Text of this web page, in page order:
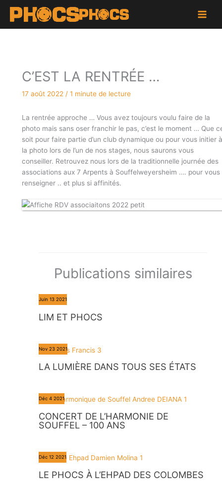
C’EST LA RENTRÉE …
17 août 2022 / 1 minute de lecture
La rentrée approche … Vous avez toujours voulu faire de la
photo mais sans oser franchir le pas, c’est le moment … Que
soit pour faire partie d’un club dynamique ou pour vous initier à
la photo lors de l’un de nos stages, nous saurons vous
conseiller. Retrouvez nous lors de la traditionnelle journée des
associations aux 7 Arpents à Souffelweyersheim …. pour vous
renseigner .. et plus si affinités.
Publications similaires
Juin 13 2021
LIM ET PHOCS
Nov 23 2021
LA LUMIÈRE DANS TOUS SES ÉTATS
Déc 4 2021
CONCERT DE L’HARMONIE DE
SOUFFEL – 100 ANS
Déc 12 2021
LE PHOCS À L’EHPAD DES COLOMBES